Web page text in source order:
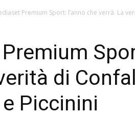
Premium Sport: l’anno che verrà. La
di
Piccinini